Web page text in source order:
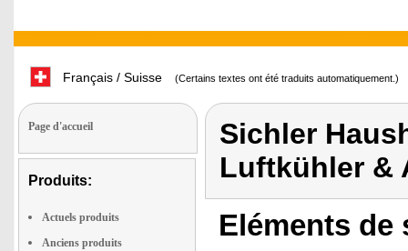
Français / Suisse (Certains textes ont été traduits automatiquement.)
Page d'accueil
Produits:
Actuels produits
Anciens produits
Sichler
Luftkühler &
Eléments